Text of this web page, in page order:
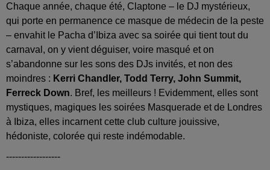
Chaque année, chaque été, Claptone – le DJ mystérieux,
qui porte en permanence ce masque de médecin de la peste
– envahit le Pacha d’Ibiza avec sa soirée qui tient tout du
carnaval, on y vient déguiser, voire masqué et on
s’abandonne sur les sons des DJs invités, et non des
moindres : Kerri Chandler, Todd Terry, John Summit,
Ferreck Down. Bref, les meilleurs ! Evidemment, elles sont
mystiques, magiques les soirées Masquerade et de Londres
à Ibiza, elles incarnent cette club culture jouissive,
hédoniste, colorée qui reste indémodable.
------------------